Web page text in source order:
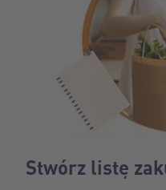
Stwórz listę